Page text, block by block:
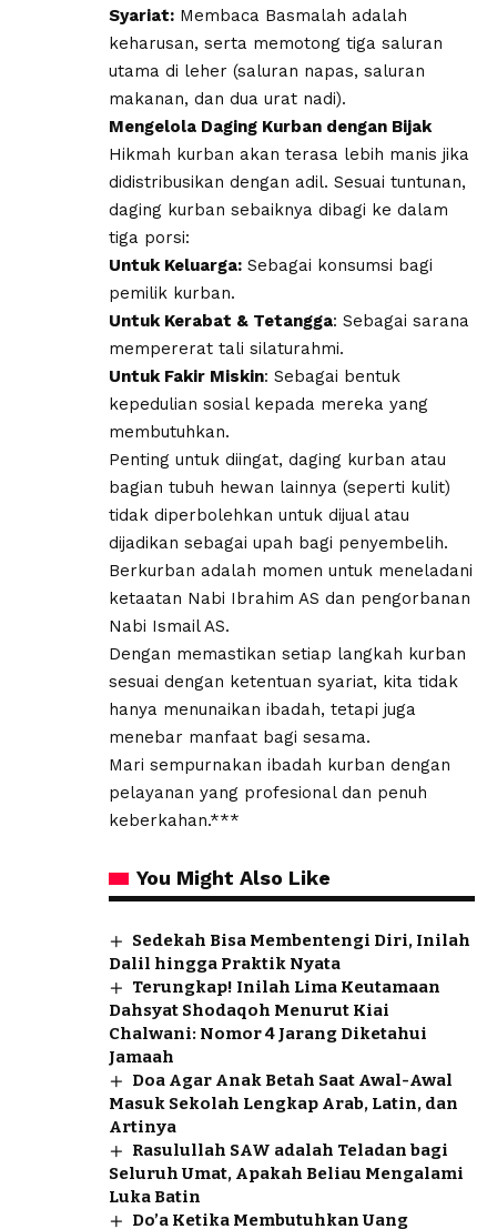
Syariat: Membaca Basmalah adalah
keharusan, serta memotong tiga saluran
utama di leher (saluran napas, saluran
makanan, dan dua urat nadi).
Mengelola Daging Kurban dengan Bijak
​Hikmah kurban akan terasa lebih manis jika
didistribusikan dengan adil. Sesuai tuntunan,
daging kurban sebaiknya dibagi ke dalam
tiga porsi:
Untuk Keluarga: Sebagai konsumsi bagi
pemilik kurban.
​Untuk Kerabat & Tetangga: Sebagai sarana
mempererat tali silaturahmi.
​Untuk Fakir Miskin: Sebagai bentuk
kepedulian sosial kepada mereka yang
membutuhkan.
Penting untuk diingat, daging kurban atau
bagian tubuh hewan lainnya (seperti kulit)
tidak diperbolehkan untuk dijual atau
dijadikan sebagai upah bagi penyembelih.
Berkurban adalah momen untuk meneladani
ketaatan Nabi Ibrahim AS dan pengorbanan
Nabi Ismail AS.
Dengan memastikan setiap langkah kurban
sesuai dengan ketentuan syariat, kita tidak
hanya menunaikan ibadah, tetapi juga
menebar manfaat bagi sesama.
Mari sempurnakan ibadah kurban dengan
pelayanan yang profesional dan penuh
keberkahan.***
You Might Also Like
Sedekah Bisa Membentengi Diri, Inilah
Dalil hingga Praktik Nyata
Terungkap! Inilah Lima Keutamaan
Dahsyat Shodaqoh Menurut Kiai
Chalwani: Nomor 4 Jarang Diketahui
Jamaah
Doa Agar Anak Betah Saat Awal-Awal
Masuk Sekolah Lengkap Arab, Latin, dan
Artinya
Rasulullah SAW adalah Teladan bagi
Seluruh Umat, Apakah Beliau Mengalami
Luka Batin
Do’a Ketika Membutuhkan Uang